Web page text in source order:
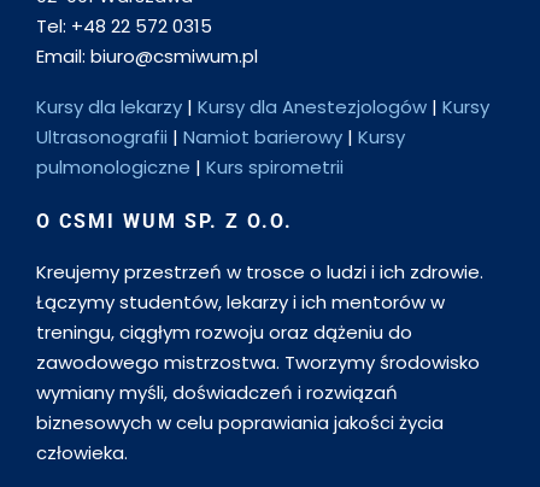
Tel: +48 22 572 0315
Email: biuro@csmiwum.pl
Kursy dla lekarzy | Kursy dla Anestezjologów | Kursy
Ultrasonografii | Namiot barierowy | Kursy
pulmonologiczne | Kurs spirometrii
O CSMI WUM SP. Z O.O.
Kreujemy przestrzeń w trosce o ludzi i ich zdrowie.
Łączymy studentów, lekarzy i ich mentorów w
treningu, ciągłym rozwoju oraz dążeniu do
zawodowego mistrzostwa. Tworzymy środowisko
wymiany myśli, doświadczeń i rozwiązań
biznesowych w celu poprawiania jakości życia
człowieka.